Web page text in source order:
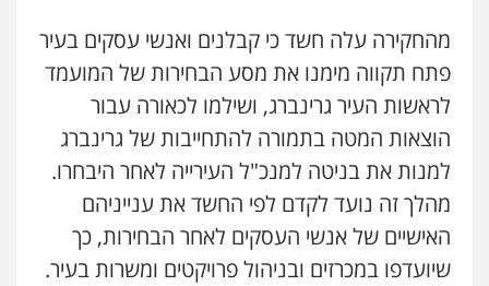
0504456555
חליל ביאדי – משרד עורכי דין
פלילי דיני תעבורה מעצרים וחקירות
פשיעה חמורה אסירים
0509636895
עו"ד יפעת שוורץ סיל
פלילי תעבורה
0523379525
מהחקירה עלה חשד כי קבלנים ואנשי עסקים בעיר
פתח תקווה מימנו את מסע הבחירות של המועמד
לראשות העיר גרינברג, ושילמו לכאורה עבור
הוצאות המטה בתמורה להתחייבות של גרינברג
למנות את בניטה למנכ"ל העירייה לאחר היבחרו.
מהלך זה נועד לקדם לפי החשד את ענייניהם
האישיים של אנשי העסקים לאחר הבחירות, כך
שיועדפו במכרזים ובניהול פרויקטים ומשרות בעיר.